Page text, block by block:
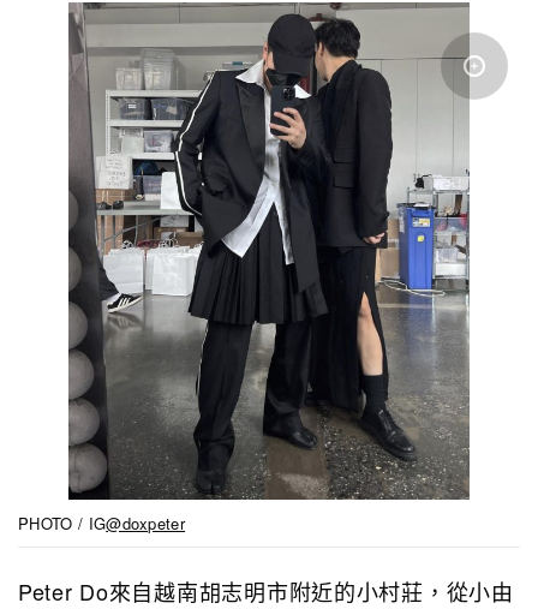
PHOTO / IG@doxpeter
Peter Do來自越南胡志明市附近的小村莊，從小由